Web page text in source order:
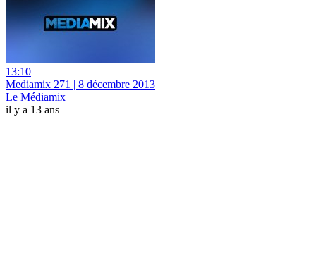
13:10
Mediamix 271 | 8 décembre 2013
Le Médiamix
il y a 13 ans